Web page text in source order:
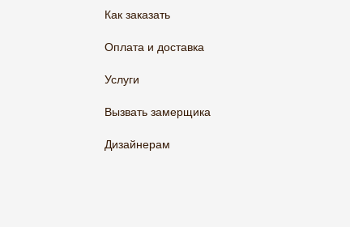
Как заказать
Оплата и доставка
Услуги
Вызвать замерщика
Дизайнерам